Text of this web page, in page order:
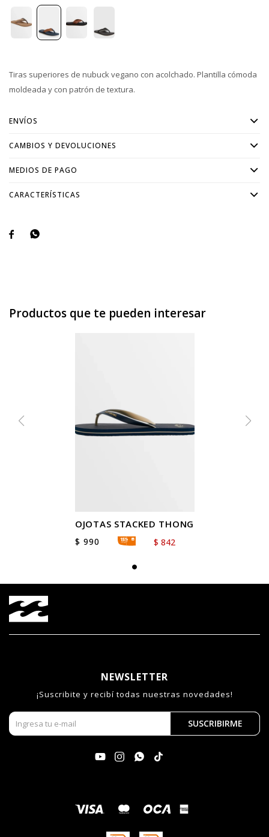
Tiras superiores de nubuck vegano con acolchado. Plantilla cómoda
moldeada y con patrón de textura.
ENVÍOS
CAMBIOS Y DEVOLUCIONES
MEDIOS DE PAGO
CARACTERÍSTICAS
 
Productos que te pueden interesar
OJOTAS STACKED THONG
$ 990 $ 842
NEWSLETTER
¡Suscribite y recibí todas nuestras novedades!
SUSCRIBIRME
   